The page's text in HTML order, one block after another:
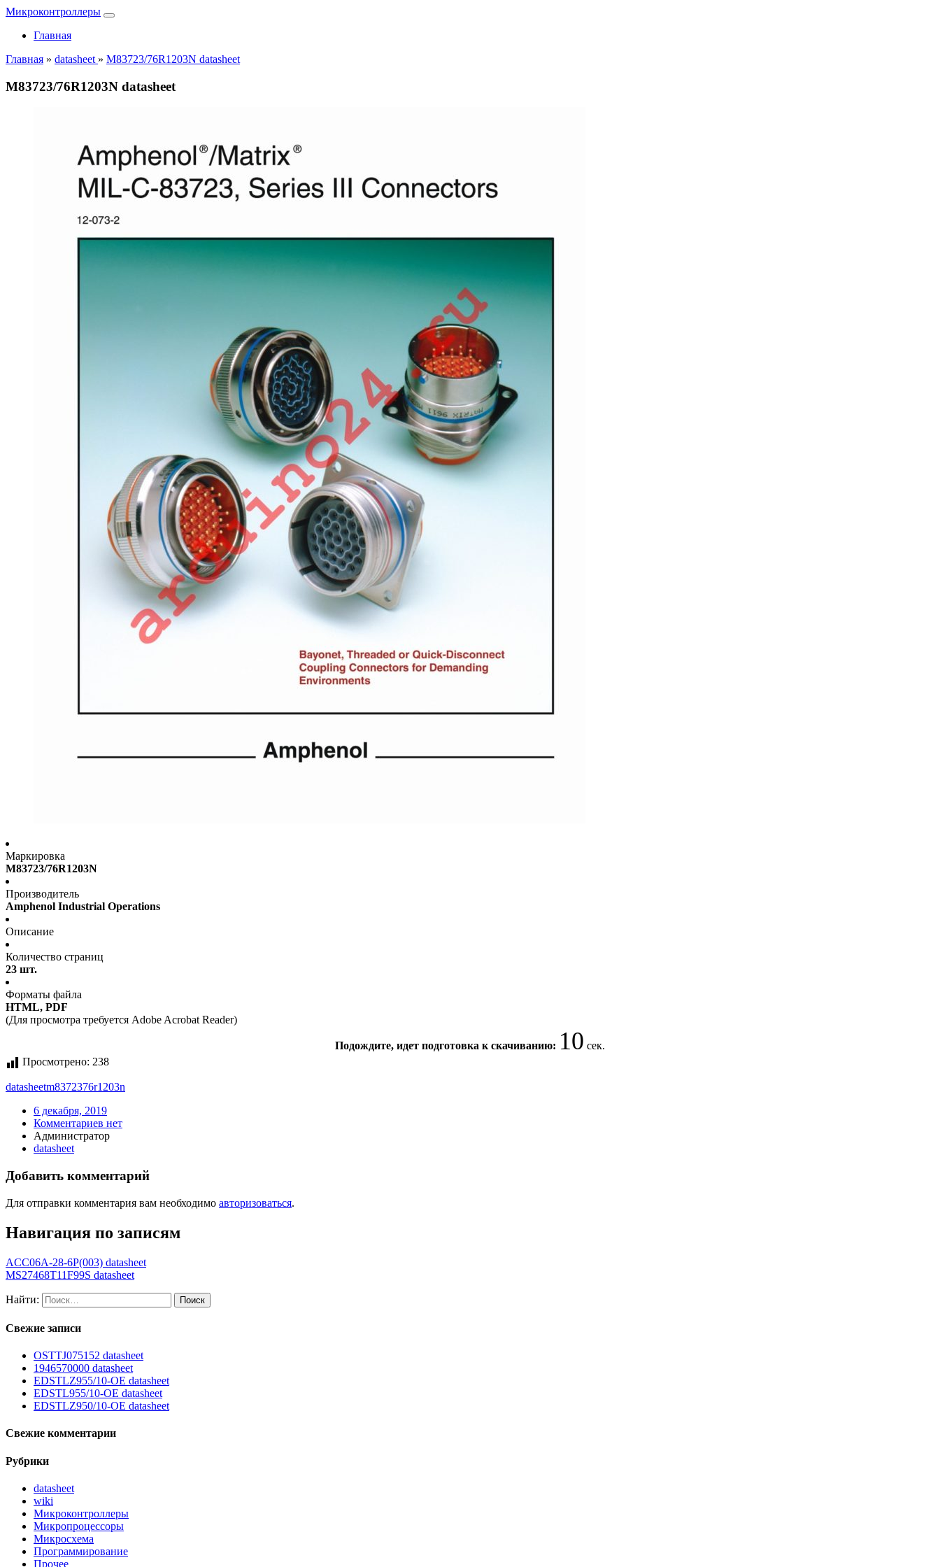
Микроконтроллеры
Главная
Главная » datasheet » M83723/76R1203N datasheet
M83723/76R1203N datasheet
Маркировка
M83723/76R1203N
Производитель
Amphenol Industrial Operations
Описание
Количество страниц
23 шт.
Форматы файла
HTML, PDF
(Для просмотра требуется Adobe Acrobat Reader)
Подождите, идет подготовка к скачиванию: 10 сек.
Просмотрено: 238
datasheetm8372376r1203n
6 декабря, 2019
Комментариев нет
Администратор
datasheet
Добавить комментарий
Для отправки комментария вам необходимо авторизоваться.
Навигация по записям
ACC06A-28-6P(003) datasheet
MS27468T11F99S datasheet
Найти:
Свежие записи
OSTTJ075152 datasheet
1946570000 datasheet
EDSTLZ955/10-OE datasheet
EDSTL955/10-OE datasheet
EDSTLZ950/10-OE datasheet
Свежие комментарии
Рубрики
datasheet
wiki
Микроконтроллеры
Микропроцессоры
Микросхема
Программирование
Прочее